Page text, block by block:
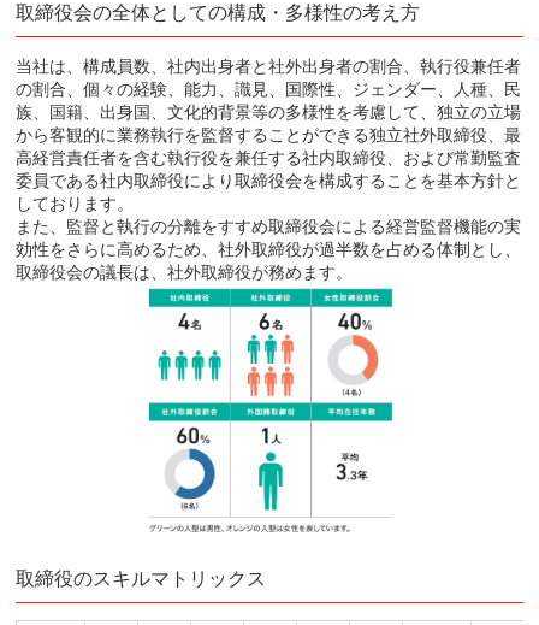
取締役会の全体としての構成・多様性の考え方
当社は、構成員数、社内出身者と社外出身者の割合、執行役兼任者
の割合、個々の経験、能力、識見、国際性、ジェンダー、人種、民
族、国籍、出身国、文化的背景等の多様性を考慮して、独立の立場
から客観的に業務執行を監督することができる独立社外取締役、最
高経営責任者を含む執行役を兼任する社内取締役、および常勤監査
委員である社内取締役により取締役会を構成することを基本方針と
しております。
また、監督と執行の分離をすすめ取締役会による経営監督機能の実
効性をさらに高めるため、社外取締役が過半数を占める体制とし、
取締役会の議長は、社外取締役が務めます。
取締役のスキルマトリックス